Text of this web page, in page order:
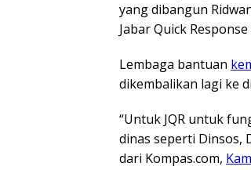
yang dibangun
Jabar Quick
Lembaga bantuan
dikembalikan lagi ke
“Untuk JQR untuk
dinas seperti Dinsos,
dari Kompas.com,